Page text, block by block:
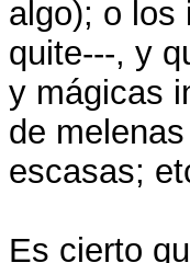
algo); o los
quite---, y
y mágicas
de
escasas;
Es cierto